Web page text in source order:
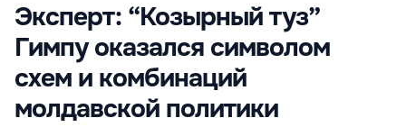
Эксперт: “Козырный туз”
Гимпу оказался символом
схем и комбинаций
молдавской политики